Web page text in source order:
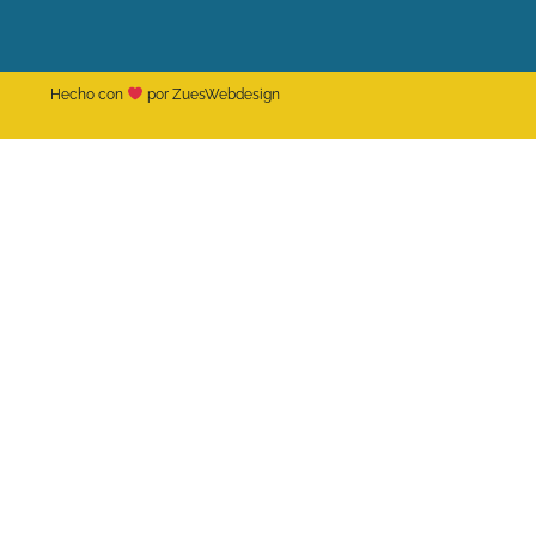
Hecho con por ZuesWebdesign